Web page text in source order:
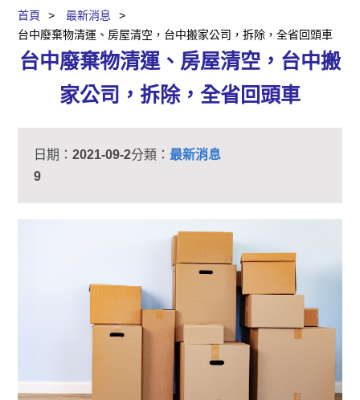
首頁
最新消息
台中廢棄物清運、房屋清空，台中搬家公司，拆除，全省回頭車
台中廢棄物清運、房屋清空，台中搬
家公司，拆除，全省回頭車
日期：2021-09-2
9
分類： 最新消息